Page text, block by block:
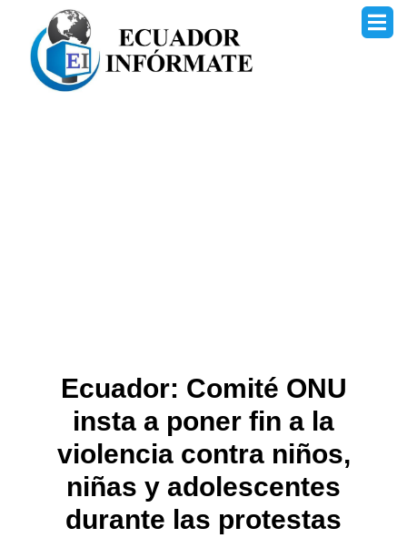
contenido
Ecuador: Comité ONU
insta a poner fin a la
violencia contra niños,
niñas y adolescentes
durante las protestas